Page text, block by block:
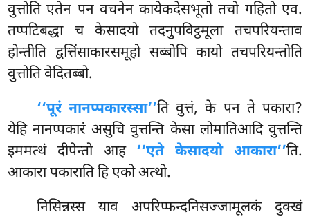
वुत्तोति एतेन पन वचनेन कायेकदेसभूतो तचो गहितो एव.
तप्पटिबद्धा च केसादयो तदनुपविट्ठमूला तचपरियन्ताव
होन्तीति द्वत्तिंसाकारसमूहो सब्बोपि कायो तचपरियन्तोति
वुत्तोति वेदितब्बो.
‘‘पूरं नानप्पकारस्सा’’ति वुत्तं, के पन ते पकारा?
येहि नानप्पकारं असुचि वुत्तन्ति केसा लोमातिआदि वुत्तन्ति
इममत्थं दीपेन्तो आह ‘‘एते केसादयो आकारा’’ति.
आकारा पकाराति हि एको अत्थो.
निसिन्नस्स याव अपरिप्फन्दनिसज्जामूलकं दुक्खं